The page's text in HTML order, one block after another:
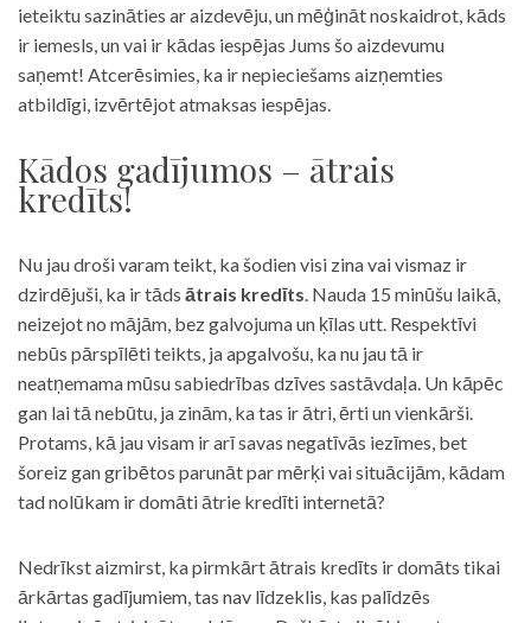
ieteiktu sazināties ar aizdevēju, un mēģināt noskaidrot, kāds
ir iemesls, un vai ir kādas iespējas Jums šo aizdevumu
saņemt! Atcerēsimies, ka ir nepieciešams aizņemties
atbildīgi, izvērtējot atmaksas iespējas.
Kādos gadījumos – ātrais
kredīts!
Nu jau droši varam teikt, ka šodien visi zina vai vismaz ir
dzirdējuši, ka ir tāds ātrais kredīts. Nauda 15 minūšu laikā,
neizejot no mājām, bez galvojuma un ķīlas utt. Respektīvi
nebūs pārspīlēti teikts, ja apgalvošu, ka nu jau tā ir
neatņemama mūsu sabiedrības dzīves sastāvdaļa. Un kāpēc
gan lai tā nebūtu, ja zinām, ka tas ir ātri, ērti un vienkārši.
Protams, kā jau visam ir arī savas negatīvās iezīmes, bet
šoreiz gan gribētos parunāt par mērķi vai situācijām, kādam
tad nolūkam ir domāti ātrie kredīti internetā?
Nedrīkst aizmirst, ka pirmkārt ātrais kredīts ir domāts tikai
ārkārtas gadījumiem, tas nav līdzeklis, kas palīdzēs